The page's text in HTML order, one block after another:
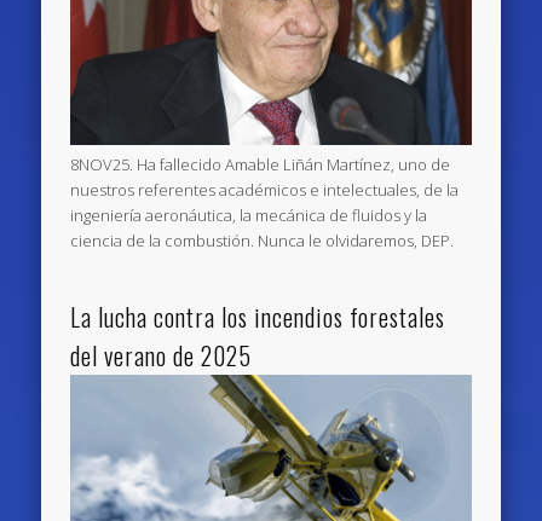
8NOV25. Ha fallecido Amable Liñán Martínez, uno de
nuestros referentes académicos e intelectuales, de la
ingeniería aeronáutica, la mecánica de fluidos y la
ciencia de la combustión. Nunca le olvidaremos, DEP.
La lucha contra los incendios forestales
del verano de 2025